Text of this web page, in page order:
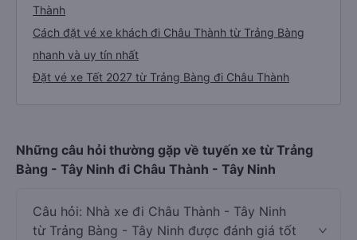
Thành
Cách đặt vé xe khách đi Châu Thành từ Trảng Bàng
nhanh và uy tín nhất
Đặt vé xe Tết 2027 từ Trảng Bàng đi Châu Thành
Những câu hỏi thường gặp về tuyến xe từ Trảng
Bàng - Tây Ninh đi Châu Thành - Tây Ninh
Câu hỏi: Nhà xe đi Châu Thành - Tây Ninh
từ Trảng Bàng - Tây Ninh được đánh giá tốt